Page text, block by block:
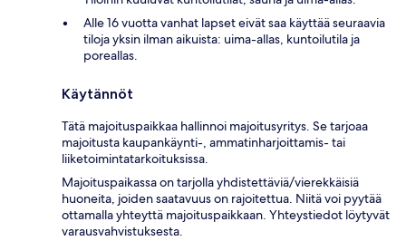
Alle 16 vuotta vanhat lapset eivät saa käyttää seuraavia
tiloja yksin ilman aikuista: uima-allas, kuntoilutila ja
poreallas.
Käytännöt
Tätä majoituspaikkaa hallinnoi majoitusyritys. Se tarjoaa
majoitusta kaupankäynti-, ammatinharjoittamis- tai
liiketoimintatarkoituksissa.
Majoituspaikassa on tarjolla yhdistettäviä/vierekkäisiä
huoneita, joiden saatavuus on rajoitettua. Niitä voi pyytää
ottamalla yhteyttä majoituspaikkaan. Yhteystiedot löytyvät
varausvahvistuksesta.